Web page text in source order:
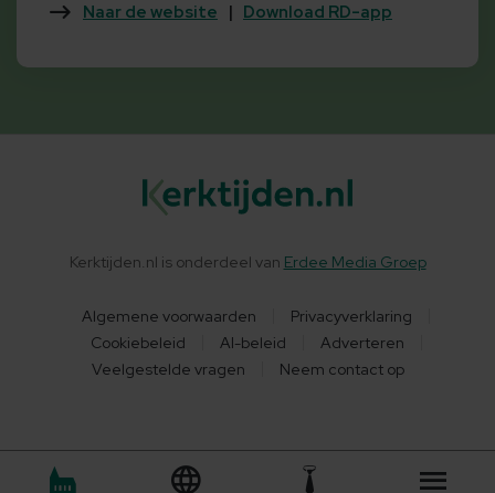
Naar de website | Download RD-app
Kerktijden.nl is onderdeel van Erdee Media Groep
Algemene voorwaarden
Privacyverklaring
Cookiebeleid
AI-beleid
Adverteren
Veelgestelde vragen
Neem contact op